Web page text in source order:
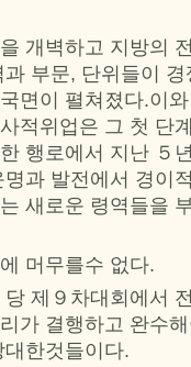
개벽하고 지방의
부문, 단위들이
면이 펼쳐졌다.이
적위업은 그 첫 단
행로에서 지난 ５
과 발전에서 경이
새로운 령역들을
머무를수 없다.
제９차대회에서
가 결행하고 완수
한것들이다.